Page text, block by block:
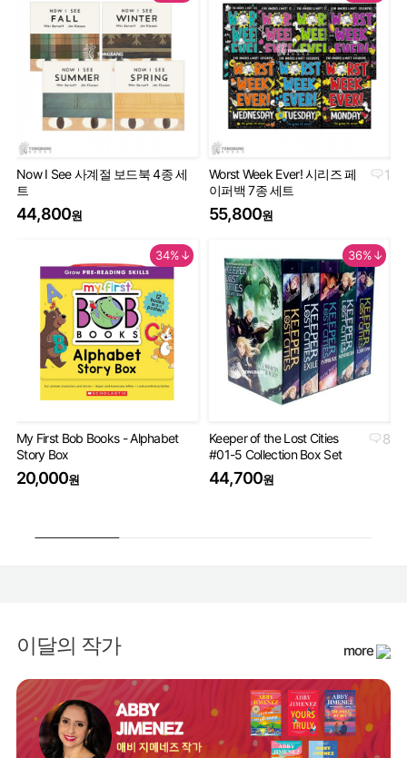
Now I See 사계절 보드북 4종 세
트
44,800원
1
Worst Week Ever! 시리즈 페
이퍼백 7종 세트
55,800원
34%↓
My First Bob Books - Alphabet
Story Box
20,000원
36%↓
8
Keeper of the Lost Cities
#01-5 Collection Box Set
44,700원
이달의 작가 more